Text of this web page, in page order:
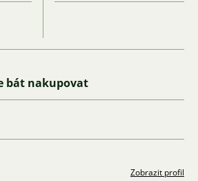
bát nakupovat
Zobrazit profil